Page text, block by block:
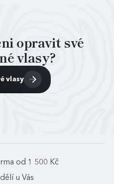
opravit své
vlasy?
vlasy
od 1 500 Kč
u Vás